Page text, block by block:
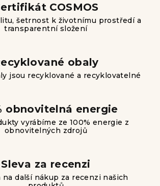
r
v
k
v
ý
p
s
COSMOS
šetrnost k životnímu prostředí a
transparentní složení
obaly
jsou recyklované a recyklovatelné
obnovitelná energie
vyrábíme ze 100% energie z
obnovitelných zdrojů
Sleva za recenzi
na další nákup za recenzi našich